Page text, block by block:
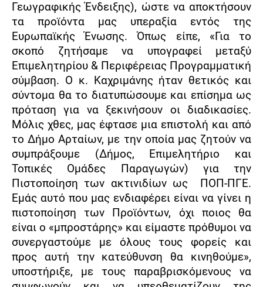
Γεωγραφικής Ένδειξης), ώστε να αποκτήσουν
τα προϊόντα μας υπεραξία εντός της
Ευρωπαϊκής Ένωσης. Όπως είπε, «Για το
σκοπό ζητήσαμε να υπογραφεί μεταξύ
Επιμελητηρίου & Περιφέρειας Προγραμματική
σύμβαση. Ο κ. Καχριμάνης ήταν θετικός και
σύντομα θα το διατυπώσουμε και επίσημα ως
πρόταση για να ξεκινήσουν οι διαδικασίες.
Μόλις χθες, μας έφτασε μια επιστολή και από
το Δήμο Αρταίων, με την οποία μας ζητούν να
συμπράξουμε (Δήμος, Επιμελητήριο και
Τοπικές Ομάδες Παραγωγών) για την
Πιστοποίηση των ακτινιδίων ως
ΠΟΠ-ΠΓΕ.
Εμάς αυτό που μας ενδιαφέρει είναι να γίνει η
πιστοποίηση των Προϊόντων, όχι ποιος θα
είναι ο «μπροστάρης» και είμαστε πρόθυμοι να
συνεργαστούμε με όλους τους φορείς και
προς αυτή την κατεύθυνση θα κινηθούμε»,
υποστήριξε, με τους παραβρισκόμενους να